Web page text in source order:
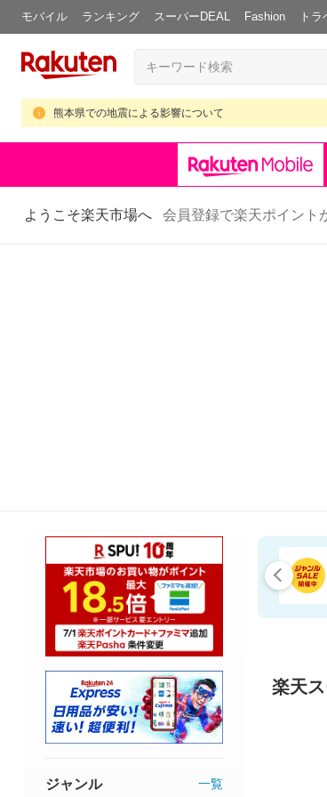
モバイル ランキング スーパーDEAL Fashion ト
熊本県での地震による影響について
ようこそ楽天市場へ 会員登録で楽天ポイント
楽天
ジャンル 一覧